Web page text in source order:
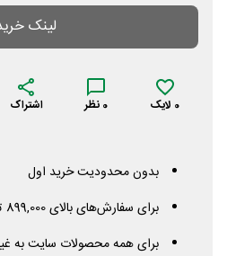
لینک
0 لایک 0 نظر اشتراک
بدون محدودیت خرید اول
برای سفارش‌های بالای 899,000 تومان
برای همه محصولات سایت به